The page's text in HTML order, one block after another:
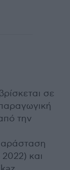
σε
την
και